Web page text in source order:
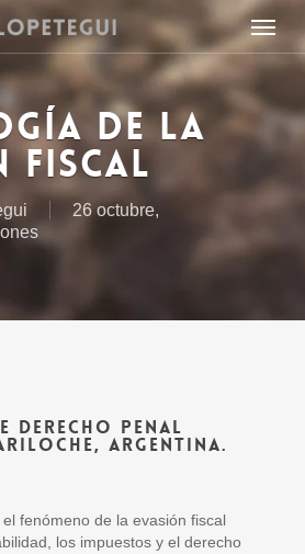
Menu
DE LA
FISCAL
26 octubre,
DERECHO PENAL
ARGENTINA.
fenómeno de la evasión fiscal
los impuestos y el derecho